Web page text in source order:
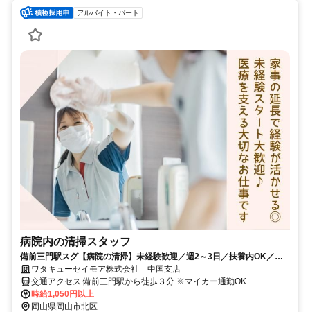
アルバイト・パート
病院内の清掃スタッフ
備前三門駅スグ【病院の清掃】未経験歓迎／週2～3日／扶養内OK／W
ワークOK／車通勤OK
ワタキューセイモア株式会社 中国支店
交通アクセス 備前三門駅から徒歩３分 ※マイカー通勤OK
時給1,050円以上
岡山県岡山市北区